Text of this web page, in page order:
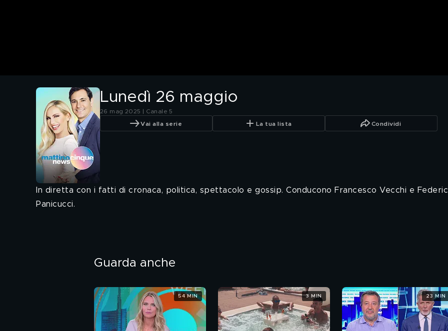
Lunedì 26 maggio
26 mag 2025 | Canale 5
Vai alla serie La tua lista Condividi
In diretta con i fatti di cronaca, politica, spettacolo e gossip. Conducono Francesco Vecchi e
Panicucci.
Guarda anche
54 MIN 3 MIN 23 MIN